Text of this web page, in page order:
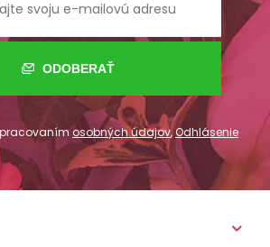
ODOBERAŤ
osobných údajov,Odhlásenie